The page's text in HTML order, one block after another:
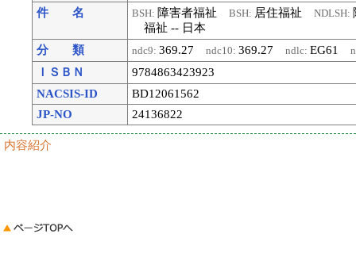
件 名 BSH: 障害者福祉BSH: 居住福祉NDLSH:
福祉 -- 日本
分 類
ndc9:369.27ndc10:369.27ndlc:EG61
ＩＳＢＮ
9784863423923
NACSIS-ID
BD12061562
JP-NO
24136822
内容紹介